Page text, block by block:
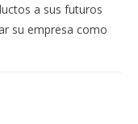
a sus futuros
su empresa como